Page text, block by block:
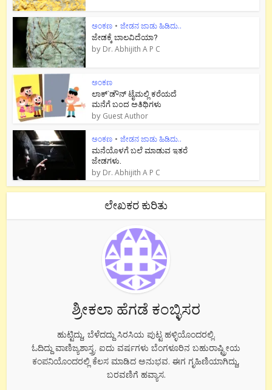
ಅಂಕಣ • ಜೇಡನ ಜಾಡು ಹಿಡಿದು..
ಜೇಡಕ್ಕೆ ಬಾಲವಿದೆಯಾ?
by Dr. Abhijith A P C
ಅಂಕಣ
ಲಾಕ್`ಡೌನ್ ಟೈಮಲ್ಲಿ ಕರೆಯದೆ
ಮನೆಗೆ ಬಂದ ಅತಿಥಿಗಳು
by Guest Author
ಅಂಕಣ • ಜೇಡನ ಜಾಡು ಹಿಡಿದು..
ಮನೆಯೊಳಗೆ ಬಲೆ ಮಾಡುವ ಇತರೆ
ಜೇಡಗಳು.
by Dr. Abhijith A P C
ಲೇಖಕರ ಕುರಿತು
ಶ್ರೀಕಲಾ ಹೆಗಡೆ ಕಂಬ್ಳಿಸರ
ಹುಟ್ಟಿದ್ದು, ಬೆಳೆದದ್ದು ಸಿರಸಿಯ ಪುಟ್ಟ ಹಳ್ಳಿಯೊಂದರಲ್ಲಿ.
ಓದಿದ್ದು ವಾಣಿಜ್ಯಶಾಸ್ತ್ರ. ಐದು ವರ್ಷಗಳು ಬೆಂಗಳೂರಿನ ಬಹುರಾಷ್ಟ್ರೀಯ
ಕಂಪನಿಯೊಂದರಲ್ಲಿ ಕೆಲಸ ಮಾಡಿದ ಅನುಭವ. ಈಗ ಗೃಹಿಣಿಯಾಗಿದ್ದು,
ಬರವಣಿಗೆ ಹವ್ಯಾಸ.